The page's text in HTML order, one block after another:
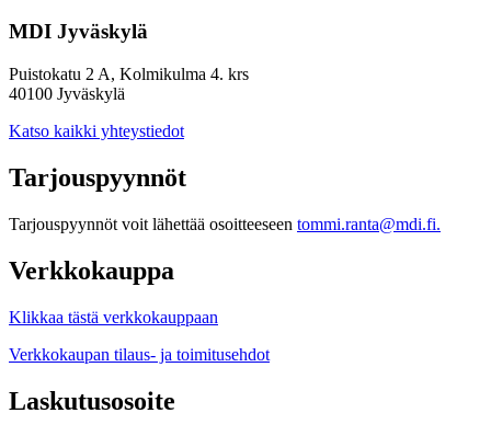
MDI Jyväskylä
Puistokatu 2 A, Kolmikulma 4. krs
40100 Jyväskylä
Katso kaikki yhteystiedot
Tarjouspyynnöt
Tarjouspyynnöt voit lähettää osoitteeseen tommi.ranta@mdi.fi.
Verkkokauppa
Klikkaa tästä verkkokauppaan
Verkkokaupan tilaus- ja toimitusehdot
Laskutusosoite